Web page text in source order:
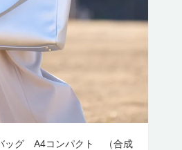
ッグ A4コンパクト （合成